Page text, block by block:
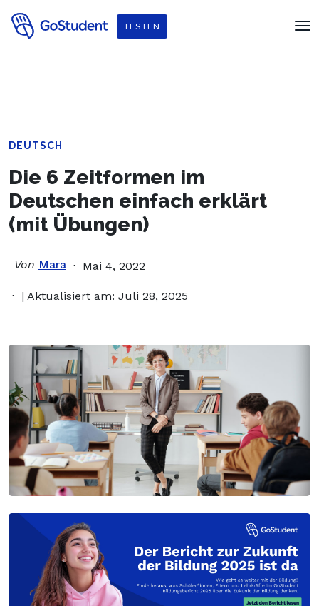
Verbessere dein Englisch und hol dir
Penguin Readers
TESTEN
DEUTSCH
Die 6 Zeitformen im
Deutschen einfach erklärt
(mit Übungen)
Von Mara Mai 4, 2022
| Aktualisiert am: Juli 28, 2025